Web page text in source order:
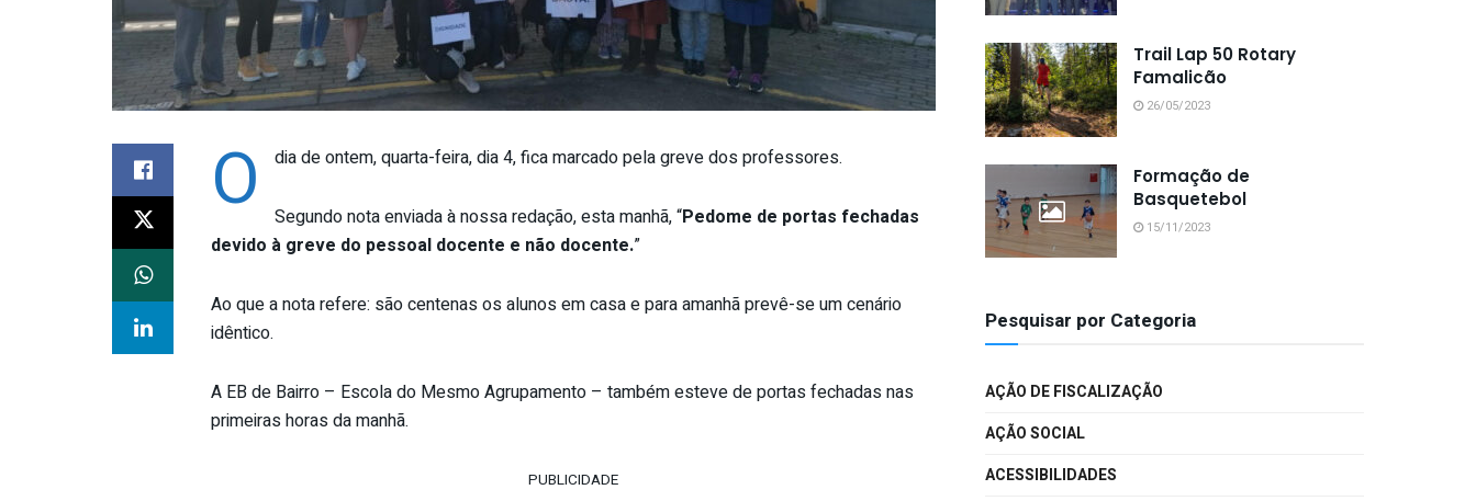
O dia de ontem, quarta-feira, dia 4, fica marcado pela greve dos professores.
Segundo nota enviada à nossa redação, esta manhã, “Pedome de portas fechadas
devido à greve do pessoal docente e não docente.”
Ao que a nota refere: são centenas os alunos em casa e para amanhã prevê-se um cenário
idêntico.
A EB de Bairro – Escola do Mesmo Agrupamento – também esteve de portas fechadas nas
primeiras horas da manhã.
PUBLICIDADE
Trail Lap 50 Rotary
Famalicão
26/05/2023
Formação de
Basquetebol
15/11/2023
Pesquisar por Categoria
AÇÃO DE FISCALIZAÇÃO
AÇÃO SOCIAL
ACESSIBILIDADES